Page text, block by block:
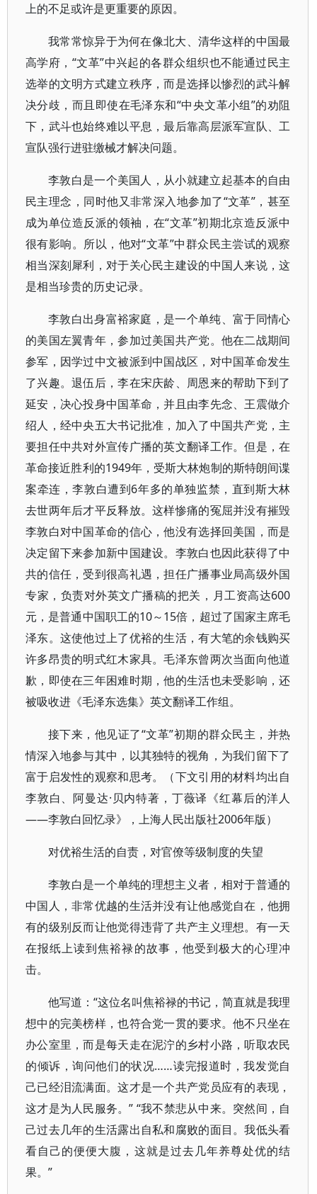
上的不足或许是更重要的原因。
我常常惊异于为何在像北大、清华这样的中国最
高学府，“文革”中兴起的各群众组织也不能通过民主
选举的文明方式建立秩序，而是选择以惨烈的武斗解
决分歧，而且即使在毛泽东和“中央文革小组”的劝阻
下，武斗也始终难以平息，最后靠高层派军宣队、工
宣队强行进驻缴械才解决问题。
李敦白是一个美国人，从小就建立起基本的自由
民主理念，同时他又非常深入地参加了“文革”，甚至
成为单位造反派的领袖，在“文革”初期北京造反派中
很有影响。所以，他对“文革”中群众民主尝试的观察
相当深刻犀利，对于关心民主建设的中国人来说，这
是相当珍贵的历史记录。
李敦白出身富裕家庭，是一个单纯、富于同情心
的美国左翼青年，参加过美国共产党。他在二战期间
参军，因学过中文被派到中国战区，对中国革命发生
了兴趣。退伍后，李在宋庆龄、周恩来的帮助下到了
延安，决心投身中国革命，并且由李先念、王震做介
绍人，经中央五大书记批准，加入了中国共产党，主
要担任中共对外宣传广播的英文翻译工作。但是，在
革命接近胜利的1949年，受斯大林炮制的斯特朗间谍
案牵连，李敦白遭到6年多的单独监禁，直到斯大林
去世两年后才平反释放。这样惨痛的冤屈并没有摧毁
李敦白对中国革命的信心，他没有选择回美国，而是
决定留下来参加新中国建设。李敦白也因此获得了中
共的信任，受到很高礼遇，担任广播事业局高级外国
专家，负责对外英文广播稿的把关，月工资高达600
元，是普通中国职工的10～15倍，超过了国家主席毛
泽东。这使他过上了优裕的生活，有大笔的余钱购买
许多昂贵的明式红木家具。毛泽东曾两次当面向他道
歉，即使在三年困难时期，他的生活也未受影响，还
被吸收进《毛泽东选集》英文翻译工作组。
接下来，他见证了“文革”初期的群众民主，并热
情深入地参与其中，以其独特的视角，为我们留下了
富于启发性的观察和思考。（下文引用的材料均出自
李敦白、阿曼达·贝内特著，丁薇译《红幕后的洋人
——李敦白回忆录》，上海人民出版社2006年版）
对优裕生活的自责，对官僚等级制度的失望
李敦白是一个单纯的理想主义者，相对于普通的
中国人，非常优越的生活并没有让他感觉自在，他拥
有的级别反而让他觉得违背了共产主义理想。有一天
在报纸上读到焦裕禄的故事，他受到极大的心理冲
击。
他写道：“这位名叫焦裕禄的书记，简直就是我理
想中的完美榜样，也符合党一贯的要求。他不只坐在
办公室里，而是每天走在泥泞的乡村小路，听取农民
的倾诉，询问他们的状况……读完报道时，我发觉自
己已经泪流满面。这才是一个共产党员应有的表现，
这才是为人民服务。” “我不禁悲从中来。突然间，自
己过去几年的生活露出自私和腐败的面目。我低头看
看自己的便便大腹，这就是过去几年养尊处优的结
果。”